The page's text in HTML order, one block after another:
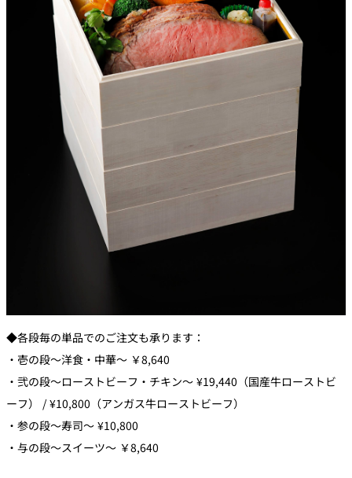
◆各段毎の単品でのご注文も承ります：
・壱の段～洋食・中華～ ￥8,640
・弐の段～ローストビーフ・チキン～ ¥19,440（国産牛ローストビ
ーフ） / ¥10,800（アンガス牛ローストビーフ）
・参の段～寿司～ ¥10,800
・与の段～スイーツ～ ￥8,640